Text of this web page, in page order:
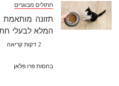
חתולים מבוגרים
תזונה
המלא לבעלי
2 דקות קריאה
בחסות פרו פלאן